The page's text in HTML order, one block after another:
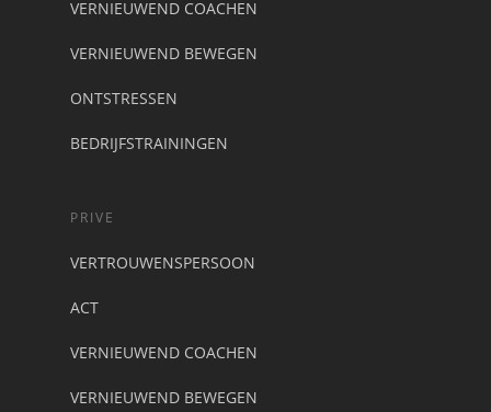
VERNIEUWEND COACHEN
VERNIEUWEND BEWEGEN
ONTSTRESSEN
BEDRIJFSTRAININGEN
PRIVE
VERTROUWENSPERSOON
ACT
VERNIEUWEND COACHEN
VERNIEUWEND BEWEGEN